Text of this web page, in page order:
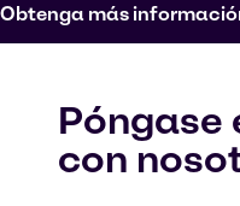
Obtenga más
Póngase
con